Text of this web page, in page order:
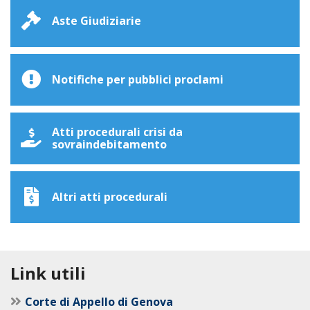
Aste Giudiziarie
Notifiche per pubblici proclami
Atti procedurali crisi da
sovraindebitamento
Altri atti procedurali
Link utili
Corte di Appello di Genova